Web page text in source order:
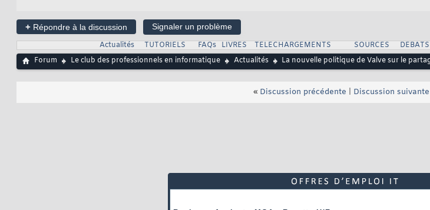
+ Répondre à la discussion
Signaler un problème
Actualités
TUTORIELS FAQs LIVRES TELECHARGEMENTS SOURCES DEBATS
Forum
Le club des professionnels en informatique Actualités La nouvelle politique de Valve sur le
« Discussion précédente Discussion suivante